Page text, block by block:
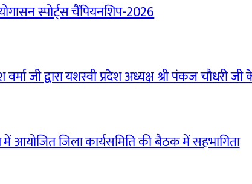
स्पोर्ट्स चैंपियनशिप-2026
जी द्वारा यशस्वी प्रदेश अध्यक्ष श्री पंकज चौधरी
आयोजित जिला कार्यसमिति की बैठक में सहभागिता